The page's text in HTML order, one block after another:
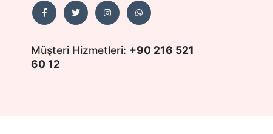
Müşteri Hizmetleri: +90 216 521
60 12